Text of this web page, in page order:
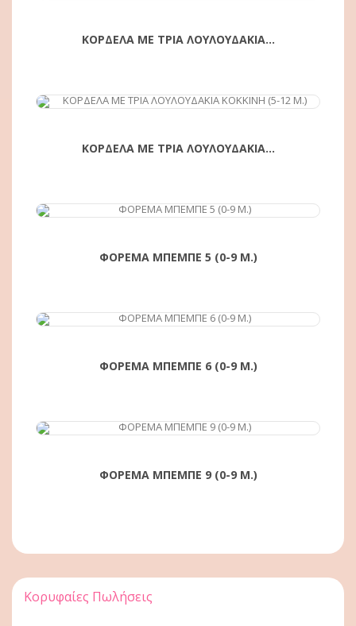
ΚΟΡΔΕΛΑ ΜΕ ΤΡΙΑ ΛΟΥΛΟΥΔΑΚΙΑ...
ΑΓΟΡΆ
ΚΟΡΔΕΛΑ ΜΕ ΤΡΙΑ ΛΟΥΛΟΥΔΑΚΙΑ...
ΑΓΟΡΆ
ΦΟΡΕΜΑ ΜΠΕΜΠΕ 5 (0-9 Μ.)
ΦΟΡΕΜΑ ΜΠΕΜΠΕ 6 (0-9 Μ.)
ΑΓΟΡΆ
ΦΟΡΕΜΑ ΜΠΕΜΠΕ 9 (0-9 Μ.)
Κορυφαίες Πωλήσεις